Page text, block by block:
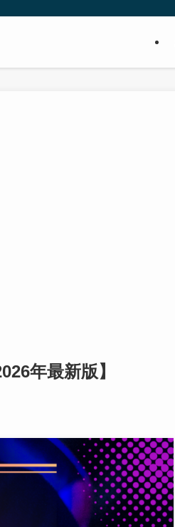
年最新版】